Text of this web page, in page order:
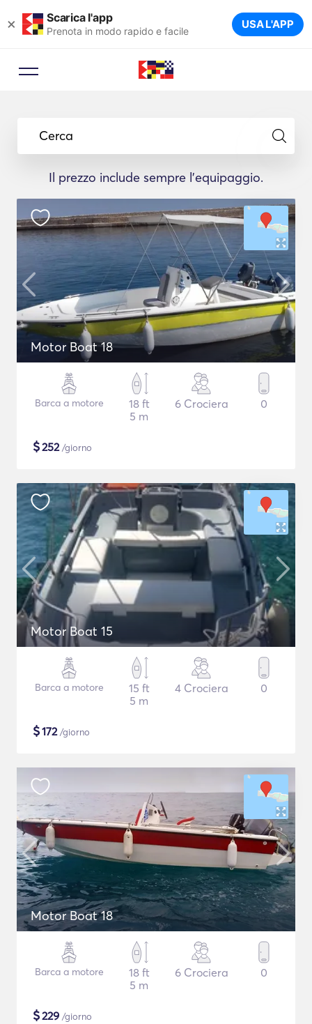
× Scarica l'app
Prenota in modo rapido e facile USA L'APP
Cerca
Il prezzo include sempre l'equipaggio.
Motor Boat 18
Barca a motore
18 ft
5 m
6 Crociera 0
$252/giorno
Motor Boat 15
Barca a motore
15 ft
5 m
4 Crociera 0
$172/giorno
Motor Boat 18
Barca a motore
18 ft
5 m
6 Crociera 0
$229 /giorno